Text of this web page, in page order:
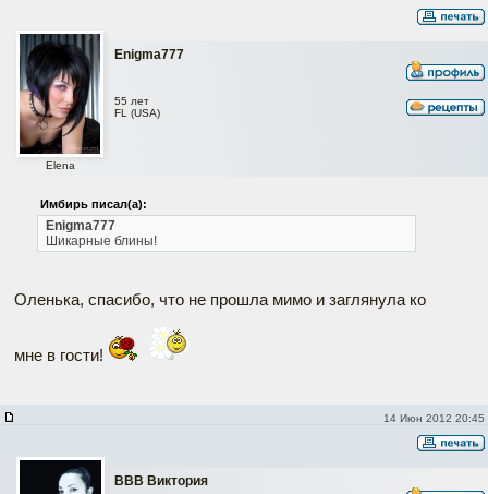
Enigma777
Elena
55 лет
FL (USA)
Имбирь писал(а):
Enigma777
Шикарные блины!
Оленька, спасибо, что не прошла мимо и заглянула ко
мне в гости!
14 Июн 2012 20:45
ВВВ Виктория